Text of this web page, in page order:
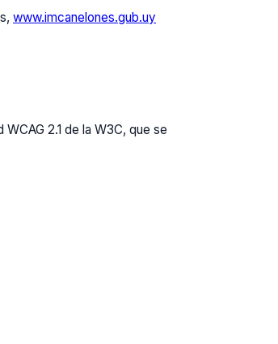
www.imcanelones.gub.uy
2.1 de la W3C, que se